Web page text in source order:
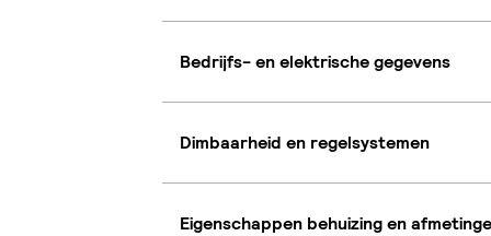
Bedrijfs- en elektrische gegevens
Dimbaarheid en regelsystemen
Eigenschappen behuizing en